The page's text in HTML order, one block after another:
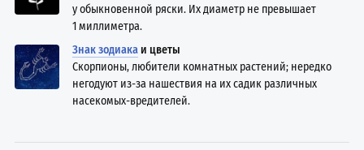
у обыкновенной ряски. Их диаметр не превышает
1 миллиметра.
Знак зодиака и цветы
Скорпионы, любители комнатных растений; нередко
негодуют из-за нашествия на их садик различных
насекомых-вредителей.